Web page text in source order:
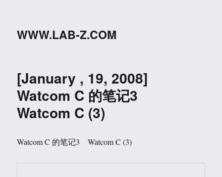
WWW.LAB-Z.COM
[January , 19, 2008]
Watcom C 的笔记3
Watcom C (3)
Watcom C 的笔记3 Watcom C (3)